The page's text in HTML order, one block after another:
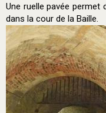
Une ruelle pavée permet
dans la cour de la Baille.